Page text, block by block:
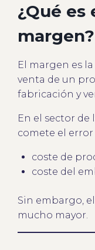
¿Qué
margen?
El margen es
venta de un
fabricación y
En el sector
comete el
coste de
coste del
Sin embargo,
mucho mayor.